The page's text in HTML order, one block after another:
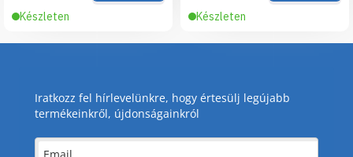
Készleten
Készleten
Iratkozz fel hírlevelünkre, hogy értesülj legújabb
termékeinkről, újdonságainkról